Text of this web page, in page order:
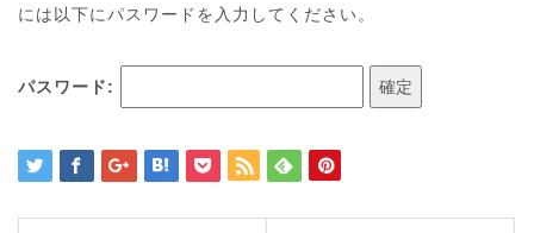
には以下にパスワードを入力してください。
パスワード: